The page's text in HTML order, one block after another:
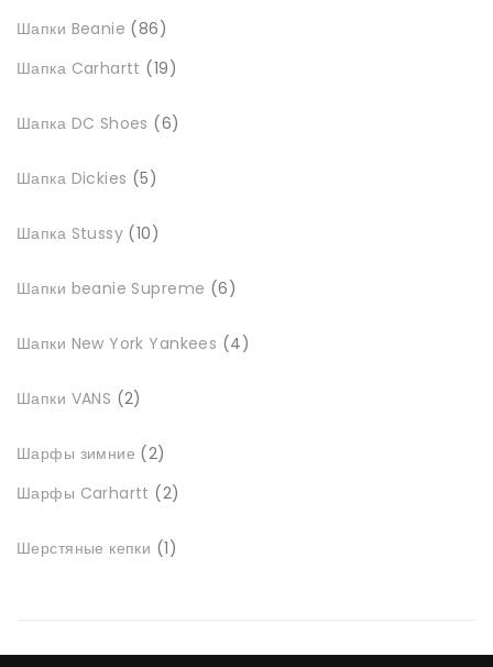
Шапки Beanie 86товарів
Шапка Carhartt
1919
Шапка DC Shoes
6товарів
Шапка Dickies 5товарів
Шапка Stussy 10товарів
Шапки beanie Supreme 6товарів
Шапки New York Yankees 4товари
Шапки VANS 2товари
Шарфы зимние 2товари
Шарфы Carhartt
22
Шерстяные кепки
1товар